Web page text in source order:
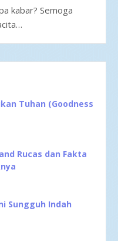
kabar? Semoga
Tuhan (Goodness
Rucas dan Fakta
Sungguh Indah